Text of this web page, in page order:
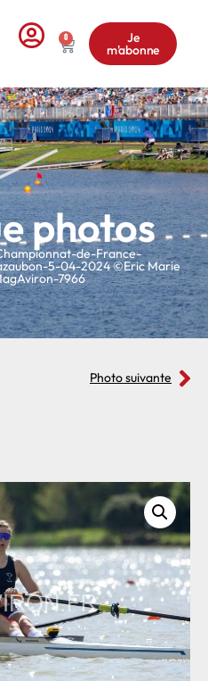
0 Je
m'abonne
photos
de-France-
5-04-2024 ©Eric Marie
7966
Photo suivante